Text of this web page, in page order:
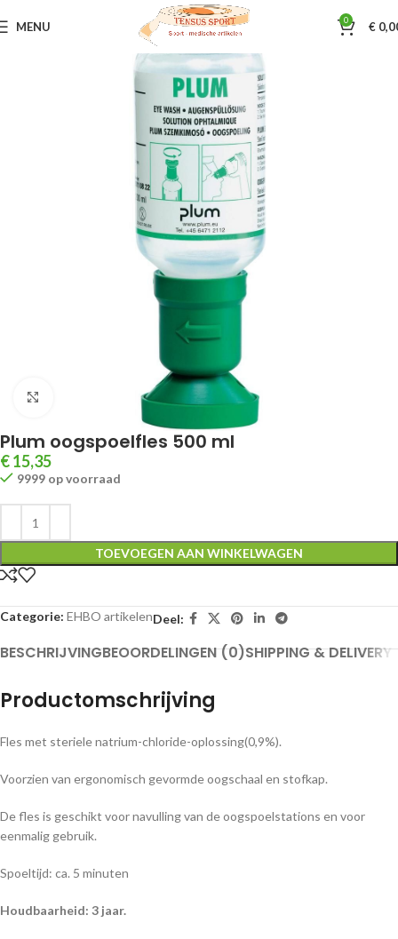
MENU 0 €
Home EHBO koffers / artikelen EHBO artikelen
Klik om te vergroten
Plum oogspoelfles 500 ml
€15,35
9999 op voorraad
TOEVOEGEN AAN WINKELWAGEN
Categorie: EHBO artikelenDeel:
BESCHRIJVINGBEOORDELINGEN (0)SHIPPING & DELIVERY
Productomschrijving
Fles met steriele natrium-chloride-oplossing(0,9%).
Voorzien van ergonomisch gevormde oogschaal en stofkap.
De fles is geschikt voor navulling van de oogspoelstations en voor
eenmalig gebruik.
Spoeltijd: ca. 5 minuten
Houdbaarheid: 3 jaar.